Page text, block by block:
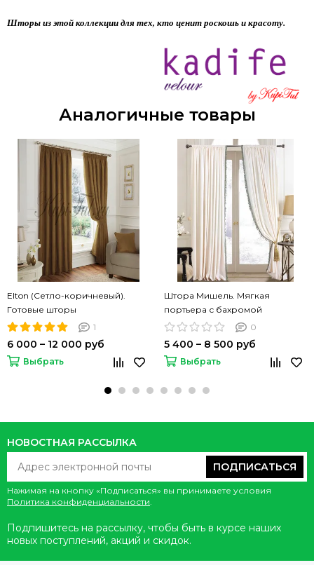
Шторы из этой коллекции для тех, кто ценит роскошь и красоту.
Аналогичные товары
Elton (Сетло-коричневый).
Готовые шторы
1
6 000 – 12 000 руб
Выбрать
Штора Мишель. Мягкая
портьера с бахромой
(молочный)
0
5 400 – 8 500 руб
Выбрать
НОВОСТНАЯ РАССЫЛКА
ПОДПИСАТЬСЯ
Нажимая на кнопку «Подписаться» вы принимаете условия
Политика конфиденциальности.
Подпишитесь на рассылку, чтобы быть в курсе наших
новых поступлений, акций и скидок.